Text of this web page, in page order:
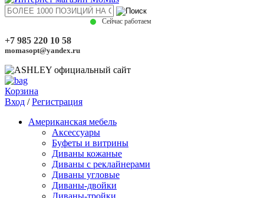
Сейчас работаем
+7 985 220 10 58
momasopt@yandex.ru
Корзина
Вход /Регистрация
Американская мебель
Аксессуары
Буфеты и витрины
Диваны кожаные
Диваны с реклайнерами
Диваны угловые
Диваны-двойки
Диваны-тройки